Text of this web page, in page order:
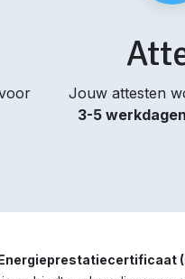
Jouw attesten
3-5 werkdagen